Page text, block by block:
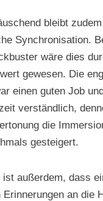
bleibt
Synchronisation.
wäre dies
gewesen. Die
einen guten Job
verständlich,
die
gesteigert.
ist außerdem, dass
Erinnerungen an die